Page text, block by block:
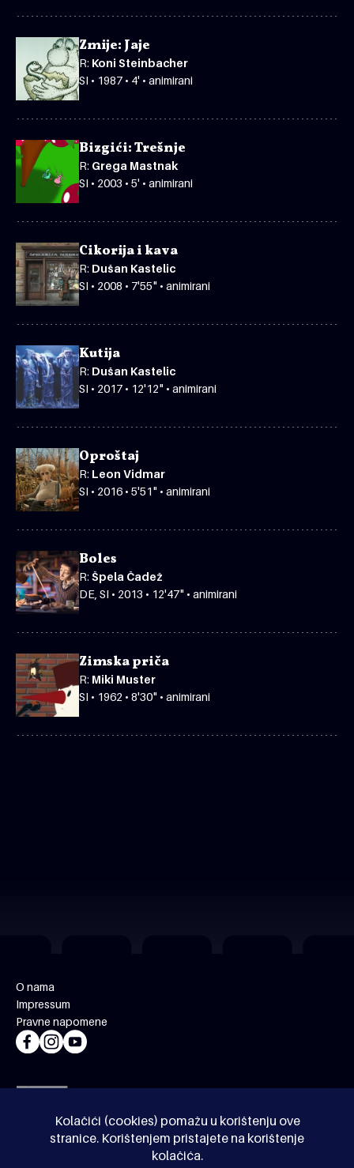
Kolačići (cookies) pomažu u korištenju ove
stranice. Korištenjem pristajete na korištenje
kolačića.
Zmije: Jaje
R: Koni Steinbacher
SI • 1987 • 4' • animirani
Bizgići: Trešnje
R: Grega Mastnak
SI • 2003 • 5' • animirani
Cikorija i kava
R: Dušan Kastelic
SI • 2008 • 7'55" • animirani
Kutija
R: Dušan Kastelic
SI • 2017 • 12'12" • animirani
Oproštaj
R: Leon Vidmar
SI • 2016 • 5'51" • animirani
Boles
R: Špela Čadež
DE, SI • 2013 • 12'47" • animirani
Zimska priča
R: Miki Muster
SI • 1962 • 8'30" • animirani
O nama
Impressum
Pravne napomene